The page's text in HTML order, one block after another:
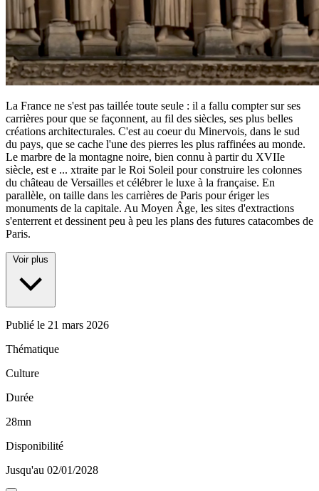
La France ne s'est pas taillée toute seule : il a fallu compter sur ses
carrières pour que se façonnent, au fil des siècles, ses plus belles
créations architecturales. C'est au coeur du Minervois, dans le sud
du pays, que se cache l'une des pierres les plus raffinées au monde.
Le marbre de la montagne noire, bien connu à partir du XVIIe
siècle, est e ... xtraite par le Roi Soleil pour construire les colonnes
du château de Versailles et célébrer le luxe à la française. En
parallèle, on taille dans les carrières de Paris pour ériger les
monuments de la capitale. Au Moyen Âge, les sites d'extractions
s'enterrent et dessinent peu à peu les plans des futures catacombes de
Paris.
Voir plus
Publié le 21 mars 2026
Thématique
Culture
Durée
28mn
Disponibilité
Jusqu'au 02/01/2028